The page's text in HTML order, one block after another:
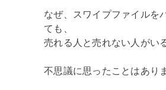
なぜ、スワイプファイルを
ても、
売れる人と売れない人がい
不思議に思ったことはあり